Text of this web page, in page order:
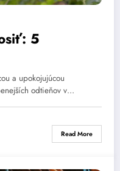
5
a upokojujúcou
odtieňov v…
Read More